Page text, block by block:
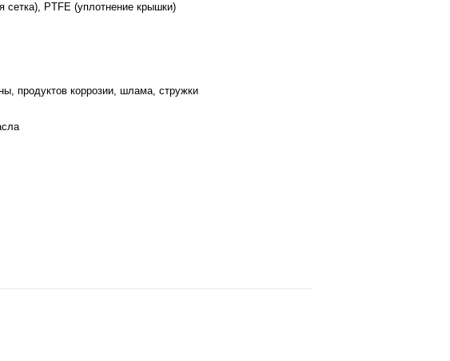
PTFE (уплотнение крышки)
продуктов коррозии, шлама, стружки